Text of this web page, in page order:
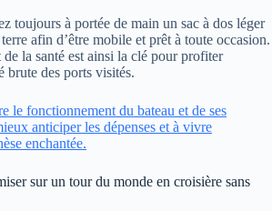
toujours à portée de main un sac à dos léger
afin d’être mobile et prêt à toute occasion.
la santé est ainsi la clé pour profiter
brute des ports visités.
le fonctionnement du bateau et de ses
anticiper les dépenses et à vivre
enchantée.
sur un tour du monde en croisière sans